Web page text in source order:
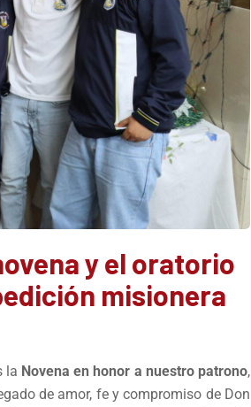
y el oratorio
misionera
la Novena en honor a nuestro patrono,
de amor, fe y compromiso de Don